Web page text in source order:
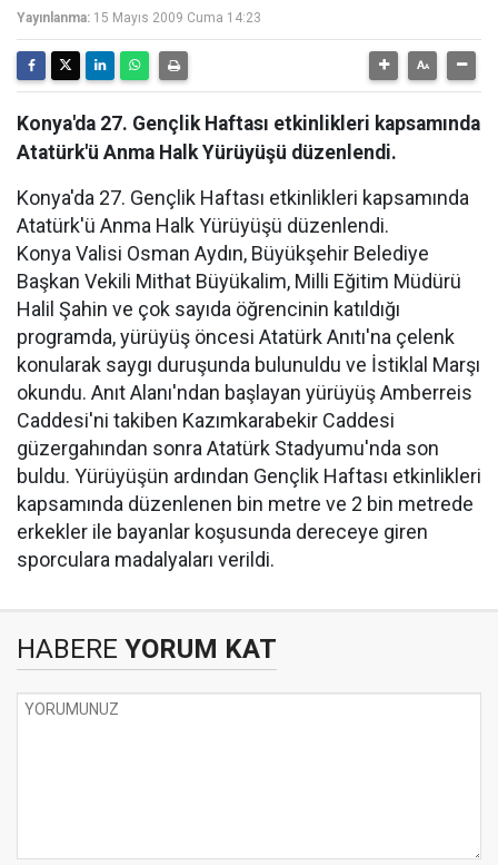
Yayınlanma: 15 Mayıs 2009 Cuma 14:23
Konya'da 27. Gençlik Haftası etkinlikleri kapsamında
Atatürk'ü Anma Halk Yürüyüşü düzenlendi.
Konya'da 27. Gençlik Haftası etkinlikleri kapsamında
Atatürk'ü Anma Halk Yürüyüşü düzenlendi.
Konya Valisi Osman Aydın, Büyükşehir Belediye
Başkan Vekili Mithat Büyükalim, Milli Eğitim Müdürü
Halil Şahin ve çok sayıda öğrencinin katıldığı
programda, yürüyüş öncesi Atatürk Anıtı'na çelenk
konularak saygı duruşunda bulunuldu ve İstiklal Marşı
okundu. Anıt Alanı'ndan başlayan yürüyüş Amberreis
Caddesi'ni takiben Kazımkarabekir Caddesi
güzergahından sonra Atatürk Stadyumu'nda son
buldu. Yürüyüşün ardından Gençlik Haftası etkinlikleri
kapsamında düzenlenen bin metre ve 2 bin metrede
erkekler ile bayanlar koşusunda dereceye giren
sporculara madalyaları verildi.
HABERE YORUM KAT